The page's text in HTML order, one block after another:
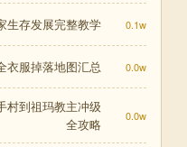
生存发展完整教学 0.1w
衣服掉落地图汇总 0.0w
村到祖玛教主冲级
全攻略
0.0w